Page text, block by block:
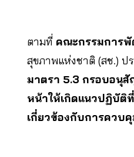
ตามที่ คณะกรรมการ
สุขภาพแห่งชาติ (สช.) ป
มาตรา 5.3 กรอบอนุสั
หน้าให้เกิดแนวปฏิบัติ
เกี่ยวข้องกับการควบ